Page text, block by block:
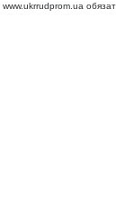
www.ukrrudprom.ua